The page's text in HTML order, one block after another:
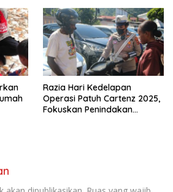
Akuntabilitas
Razia Hari Kedelapan
Operasi Patuh Cartenz 2025,
Fokuskan Penindakan